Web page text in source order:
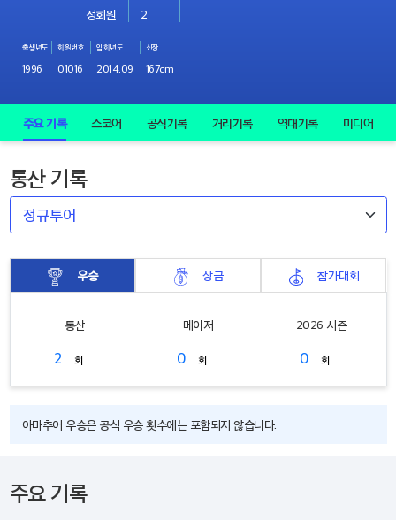
정회원 2
출생년도
1996
회원번호
01016
입회년도
2014.09
신장
167cm
주요 기록 스코어 공식기록 거리기록 역대기록 미디어
통산 기록
우승 상금 참가대회
통산
2 회
메이저
0 회
2026 시즌
0 회
아마추어 우승은 공식 우승 횟수에는 포함되지 않습니다.
주요 기록